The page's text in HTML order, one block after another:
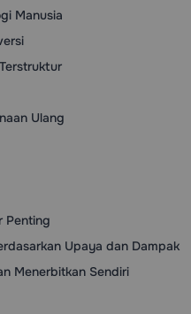
Manusia
Ulang
Penting
Upaya dan Dampak
Menerbitkan Sendiri